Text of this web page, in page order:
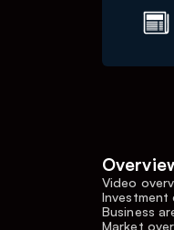
Video
Investment
Business
Market